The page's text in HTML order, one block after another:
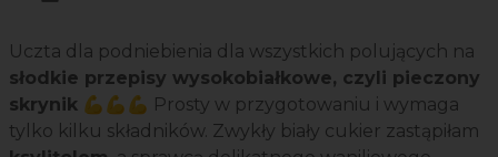
Uczta dla podniebienia dla wszystkich polujących na
słodkie przepisy wysokobiałkowe, czyli pieczony
skrynik 💪💪💪 Prosty w przygotowaniu i wymaga
tylko kilku składników. Zwykły biały cukier zastąpiłam